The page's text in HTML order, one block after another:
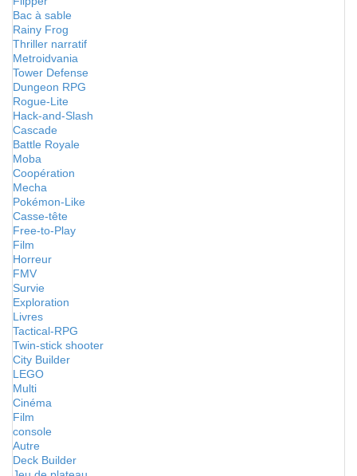
Bac à sable
Rainy Frog
Thriller narratif
Metroidvania
Tower Defense
Dungeon RPG
Rogue-Lite
Hack-and-Slash
Cascade
Battle Royale
Moba
Coopération
Mecha
Pokémon-Like
Casse-tête
Free-to-Play
Film
Horreur
FMV
Survie
Exploration
Livres
Tactical-RPG
Twin-stick shooter
City Builder
LEGO
Multi
Cinéma
Film
console
Autre
Deck Builder